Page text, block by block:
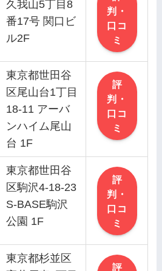
久我山5丁目8
番17号 関口ビ
ル2F
判・
口コ
ミ
東京都世田谷
区尾山台1丁目
18-11 アーバ
ンハイム尾山
台 1F
評
判・
口コ
ミ
東京都世田谷
区駒沢4-18-23
S-BASE駒沢
公園 1F
評
判・
口コ
ミ
東京都杉並区
評